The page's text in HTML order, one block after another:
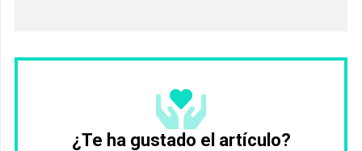
¿Te ha gustado el artículo?